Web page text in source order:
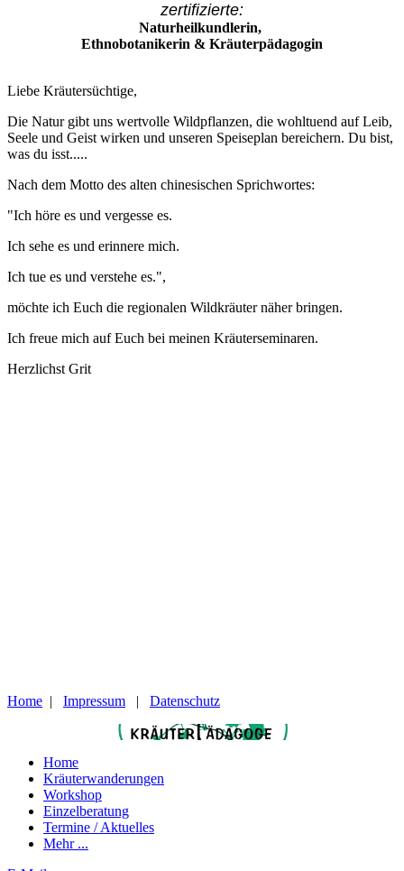
zertifizierte:
Naturheilkundlerin,
Ethnobotanikerin & Kräuterpädagogin
Liebe Kräutersüchtige,
Die Natur gibt uns wertvolle Wildpflanzen, die wohltuend auf Leib,
Seele und Geist wirken und unseren Speiseplan bereichern. Du bist,
was du isst.....
Nach dem Motto des alten chinesischen Sprichwortes:
"Ich höre es und vergesse es.
Ich sehe es und erinnere mich.
Ich tue es und verstehe es.",
möchte ich Euch die regionalen Wildkräuter näher bringen.
Ich freue mich auf Euch bei meinen Kräuterseminaren.
Herzlichst Grit
Home | Impressum | Datenschutz
Home
Kräuterwanderungen
Workshop
Einzelberatung
Termine / Aktuelles
Mehr ...